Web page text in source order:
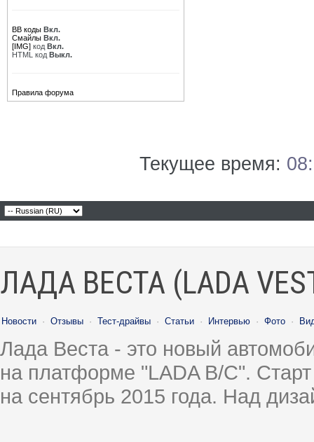
BB коды Вкл.
Смайлы Вкл.
[IMG] код Вкл.
HTML код Выкл.
Правила форума
Текущее время:
ЛАДА ВЕСТА (LADA
Новости · Отзывы · Тест-драйвы · Статьи · Интервью · Фото ·
Лада Веста - это новый
на платформе "LADA B/C".
на сентябрь 2015 года. Над